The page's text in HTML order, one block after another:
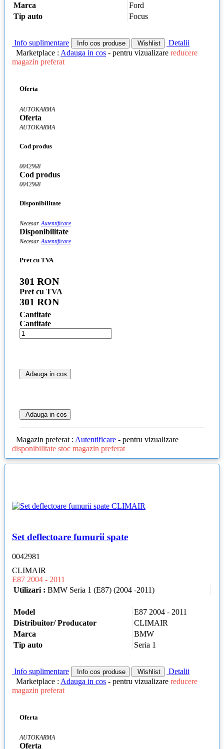
Marca
Ford
Tip auto
Focus
Info suplimentare Info cos produse Wishlist
Detalii
Marketplace : Adauga in cos - pentru vizualizare reducere
magazin preferat
Oferta
AUTOKARMA
Oferta
AUTOKARMA
Cod produs
0042968
Cod produs
0042968
Disponibilitate
Necesar Autentificare
Disponibilitate
Necesar Autentificare
Pret cu TVA
301 RON
Pret cu TVA
301 RON
Cantitate
Cantitate
Adauga in cos
Adauga in cos
Magazin preferat : Autentificare - pentru vizualizare
disponibilitate stoc magazin preferat
Set deflectoare fumurii spate
0042981
CLIMAIR
E87 2004 - 2011
Utilizari : BMW Seria 1 (E87) (2004 -2011)
Model
E87 2004 - 2011
Distribuitor/ Producator
CLIMAIR
Marca
BMW
Tip auto
Seria 1
Info suplimentare Info cos produse Wishlist
Detalii
Marketplace : Adauga in cos - pentru vizualizare reducere
magazin preferat
Oferta
AUTOKARMA
Oferta